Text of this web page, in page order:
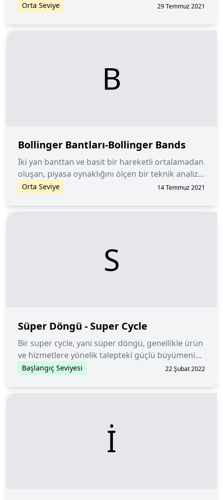
Orta Seviye 29 Temmuz 2021
B
Bollinger Bantları-Bollinger Bands
İki yan banttan ve basit bir hareketli ortalamadan
oluşan, piyasa oynaklığını ölçen bir teknik analiz
göstergesidir.
Orta Seviye 14 Temmuz 2021
S
Süper Döngü - Super Cycle
Bir super cycle, yani süper döngü, genellikle ürün
ve hizmetlere yönelik talepteki güçlü büyümenin
yönlendirdiği sürekli bir genişleme dönemi olarak
Başlangıç Seviyesi 22 Şubat 2022
İ